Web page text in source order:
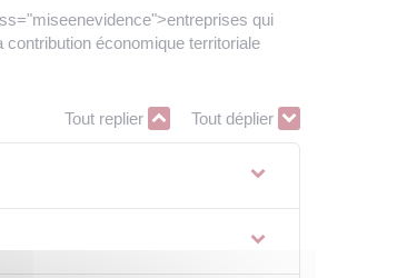
qui
économique territoriale
Tout replier Tout déplier